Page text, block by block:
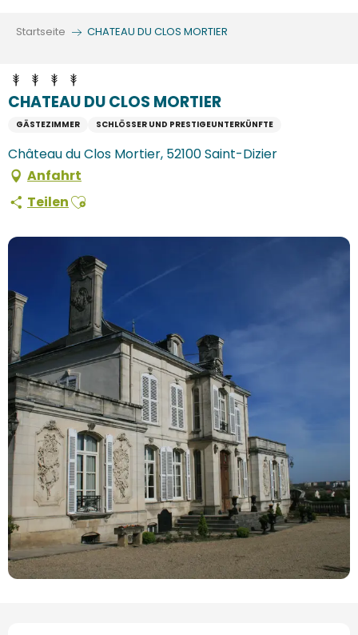
Startseite CHATEAU DU CLOS MORTIER
CHATEAU DU CLOS MORTIER
GÄSTEZIMMER SCHLÖSSER UND PRESTIGEUNTERKÜNFTE
Château du Clos Mortier, 52100 Saint-Dizier
Anfahrt
TeilenAjouter aux favoris